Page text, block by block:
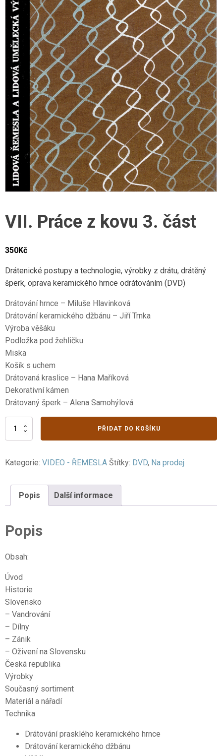
VII. Práce z kovu 3. část
350Kč
Drátenické postupy a technologie, výrobky z drátu, drátěný
šperk, oprava keramického hrnce odrátováním (DVD)
Drátování hrnce – Miluše Hlavinková
Drátování keramického džbánu – Jiří Trnka
Výroba věšáku
Podložka pod žehličku
Miska
Košík s uchem
Drátovaná kraslice – Hana Maříková
Dekorativní kámen
Drátovaný šperk – Alena Samohýlová
3.
PŘIDAT DO KOŠÍKU
Kategorie: VIDEO - ŘEMESLA Štítky: DVD, Na prodej
Popis Další informace
Popis
Obsah:
Úvod
Historie
Slovensko
– Vandrování
– Dílny
– Zánik
– Oživení na Slovensku
Česká republika
Výrobky
Současný sortiment
Materiál a nářadí
Technika
Drátování prasklého keramického hrnce
Drátování keramického džbánu